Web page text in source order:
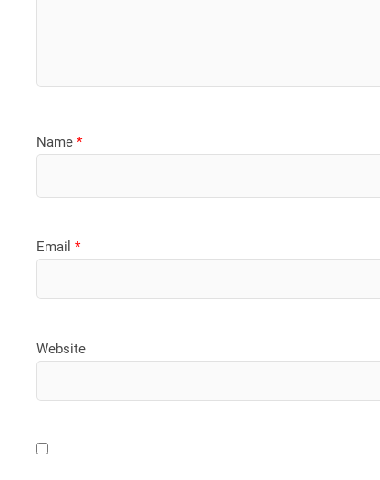
Name*
Email*
Website